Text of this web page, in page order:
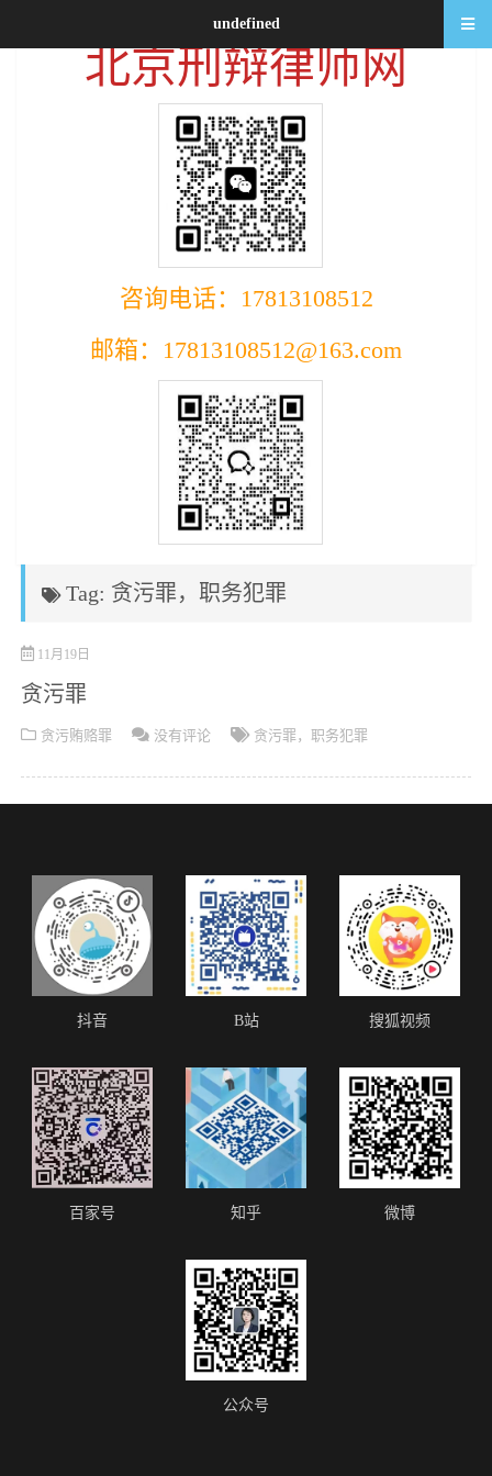
北京刑辩律师网
咨询电话：17813108512
邮箱：17813108512@163.com
Tag: 贪污罪，职务犯罪
11月19日
贪污罪
贪污贿赂罪 没有评论 贪污罪，职务犯罪
抖音 B站 搜狐视频
百家号 知乎 微博
公众号
undefined